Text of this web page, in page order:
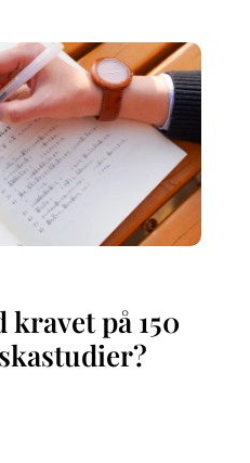
kravet på 150